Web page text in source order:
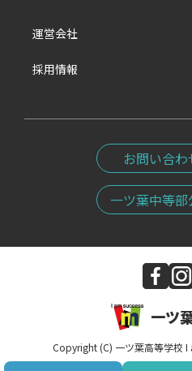
運営会社
採用情報
お問い合
一ツ葉中等
一ツ
Copyright (C) 一ツ葉高等学校 I